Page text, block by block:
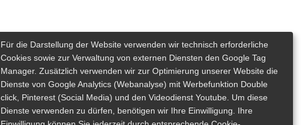
Für die Darstellung der Website verwenden wir technisch erforderliche
Cookies sowie zur Verwaltung von externen Diensten den Google Tag
Manager. Zusätzlich verwenden wir zur Optimierung unserer Website die
Dienste von Google Analytics (Webanalyse) mit Werbefunktion Double
click, Pinterest (Social Media) und den Videodienst Youtube. Um diese
Dienste verwenden zu dürfen, benötigen wir Ihre Einwilligung. Ihre